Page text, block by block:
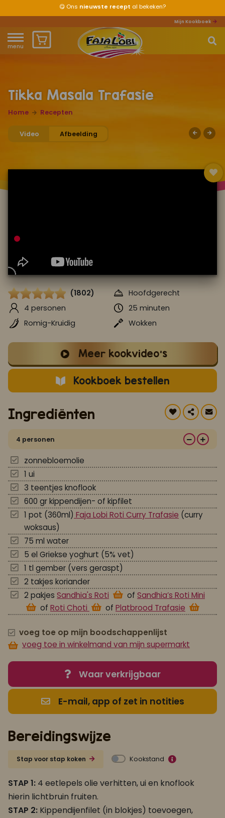
😋 Ons nieuwste recept al bekeken?
Mijn Kookboek
menu
Waar ben je naar op zoek?
Home
Over ons
Producten
Ofklik hierom je aan te melden voor Mijn Kookboek.
Tikka Masala Trafasie
Home Recepten
Video Afbeelding
(1802)
Hoofdgerecht
4 personen
25 minuten
Romig-Kruidig
Wokken
Meer kookvideo's
Kookboek bestellen
Ingrediënten
4 personen
zonnebloemolie
1 ui
3 teentjes knoflook
600 gr kippendijen- of kipfilet
1 pot (360ml) Faja Lobi Roti Curry Trafasie (curry
woksaus)
75 ml water
5 el Griekse yoghurt (5% vet)
1 tl gember (vers geraspt)
2 takjes koriander
2 pakjes Sandhia's Roti of Sandhia’s Roti Mini
of Roti Choti of Platbrood Trafasie
voeg toe op mijn boodschappenlijst
voeg toe in winkelmand van mijn supermarkt
Waar verkrijgbaar
E-mail, app of zet in notities
Bereidingswijze
Stap voor stap koken Kookstand
STAP 1: 4 eetlepels olie verhitten, ui en knoflook
hierin lichtbruin fruiten.
STAP 2: Kippendijenfilet (in blokjes) toevoegen,